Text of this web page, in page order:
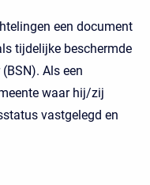
een document
tijdelijke beschermde
Als een
waar hij/zij
vastgelegd en